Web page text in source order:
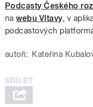
Podcasty Českého
nawebu Vltavy, v
podcastových
autoři: Kateřina